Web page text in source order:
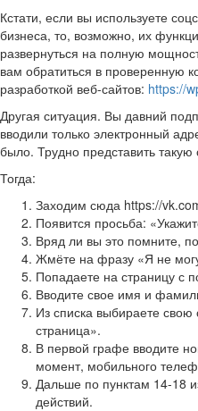
Кстати, если вы используете
бизнеса, то, возможно, их
развернуться на полную
вам обратиться в проверенную
разработкой веб-сайтов: https://
Другая ситуация. Вы давний
вводили только электронный
было. Трудно представить
Тогда:
Заходим сюда https://
Появится просьба:
Вряд ли вы это помните,
Жмёте на фразу «Я не
Попадаете на страницу с
Вводите свое имя и
Из списка выбираете
страница».
В первой графе вводите
момент, мобильного
Дальше по пунктам 14-18
действий.